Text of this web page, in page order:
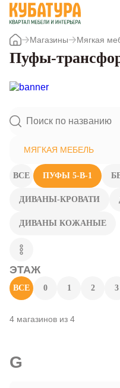
Магазины Мягкая
Пуфы-
МЯГКАЯ МЕБЕЛЬ
ВСЕ ПУФЫ 5-В-1
ДИВАНЫ-КРОВАТИ
ДИВАНЫ КОЖАНЫЕ
ЭТАЖ
ВСЕ 0 1 2 3
4 магазинов из 4
G